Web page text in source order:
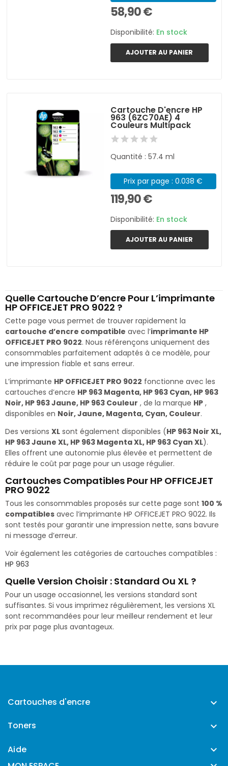
58,90 €
Disponibilité: En stock
AJOUTER AU PANIER
Cartouche D'encre HP
963 (6ZC70AE) 4
Couleurs Multipack
Quantité : 57.4 ml
Prix par page : 0.038 €
119,90 €
Disponibilité: En stock
AJOUTER AU PANIER
Quelle Cartouche D’encre Pour L’imprimante
HP OFFICEJET PRO 9022 ?
Cette page vous permet de trouver rapidement la
cartouche d’encre compatible avec l’imprimante HP
OFFICEJET PRO 9022. Nous référençons uniquement des
consommables parfaitement adaptés à ce modèle, pour
une impression fiable et sans erreur.
L’imprimante HP OFFICEJET PRO 9022 fonctionne avec les
cartouches d’encre HP 963 Magenta, HP 963 Cyan, HP 963
Noir, HP 963 Jaune, HP 963 Couleur , de la marque HP ,
disponibles en Noir, Jaune, Magenta, Cyan, Couleur.
Des versions XL sont également disponibles (HP 963 Noir XL,
HP 963 Jaune XL, HP 963 Magenta XL, HP 963 Cyan XL).
Elles offrent une autonomie plus élevée et permettent de
réduire le coût par page pour un usage régulier.
Cartouches Compatibles Pour HP OFFICEJET
PRO 9022
Tous les consommables proposés sur cette page sont 100 %
compatibles avec l’imprimante HP OFFICEJET PRO 9022. Ils
sont testés pour garantir une impression nette, sans bavure
ni message d’erreur.
Voir également les catégories de cartouches compatibles :
HP 963
Quelle Version Choisir : Standard Ou XL ?
Pour un usage occasionnel, les versions standard sont
suffisantes. Si vous imprimez régulièrement, les versions XL
sont recommandées pour leur meilleur rendement et leur
prix par page plus avantageux.
Cartouches d'encre 
Toners 
Aide 